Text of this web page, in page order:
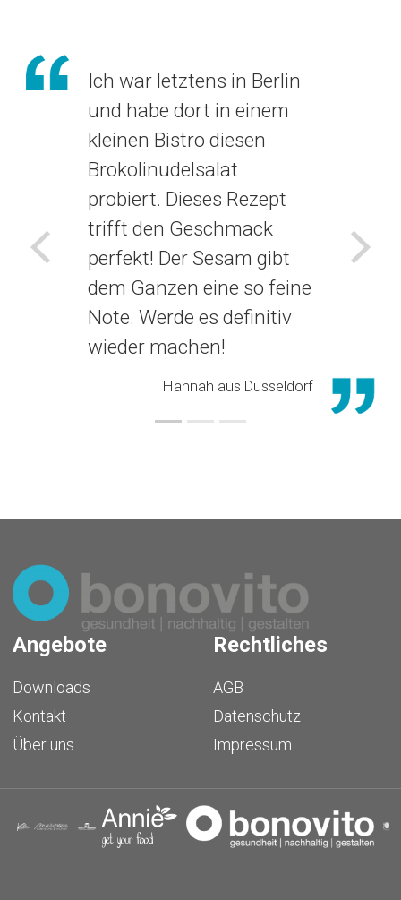
Ich war letztens in Berlin
und habe dort in einem
kleinen Bistro diesen
Brokolinudelsalat
probiert. Dieses Rezept
trifft den Geschmack
perfekt! Der Sesam gibt
dem Ganzen eine so feine
Note. Werde es definitiv
wieder machen!
Hannah aus Düsseldorf
Voriges
Angebote
Downloads
Kontakt
Über uns
Rechtliches
AGB
Datenschutz
Impressum